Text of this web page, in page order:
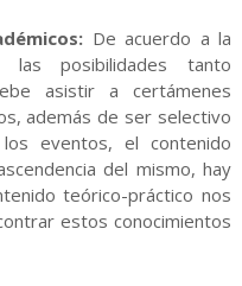
De acuerdo a la
las posibilidades tanto
asistir a certámenes
además de ser selectivo
eventos, el contenido
del mismo, hay
teórico-práctico nos
estos conocimientos